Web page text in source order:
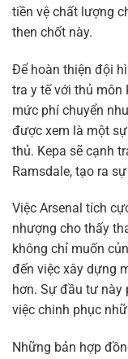
tiền vệ chất lượng
then chốt này.
Để hoàn thiện đội
tra y tế với thủ môn
mức phí chuyển
được xem là một
thủ. Kepa sẽ cạnh
Ramsdale, tạo ra
Việc Arsenal tích
nhượng cho thấy
không chỉ muốn
đến việc xây dựng
hơn. Sự đầu tư này
việc chinh phục
Những bản hợp